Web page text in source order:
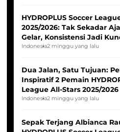
HYDROPLUS Soccer
2025/2026: Tak Sekadar
Gelar, Konsistensi Jadi
Indonesia2 minggu yang lalu
Dua Jalan, Satu Tujuan:
Inspiratif 2 Pemain
League All-Stars 2025/
Seleksi Timnas Indonesia
Indonesia2 minggu yang lalu
Sepak Terjang Albianca